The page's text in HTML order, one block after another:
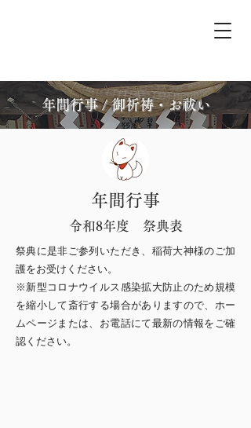
年間行事 / 御祈祷・お祓い
年間行事
令和8年度 祭典表
祭典に是非ご参列いただき、稲荷大神様のご加
護をお受けください。
※新型コロナウイルス感染拡大防止のため規模
を縮小して斎行する場合がありますので、ホー
ムページまたは、お電話にて最新の情報をご確
認ください。